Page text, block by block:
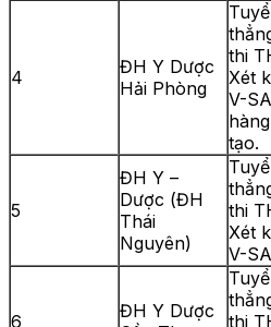
4
ĐH Y Dược
Hải Phòng
thi
Xét
V-
tạo.
5
ĐH Y –
Dược (ĐH
Thái
Nguyên)
thi
Xét
V-
6
ĐH Y Dược
thi